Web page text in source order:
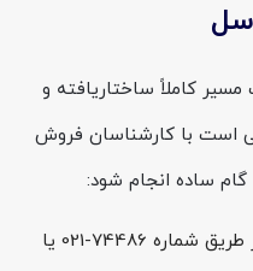
کاملاً ساختاریافته و
است با کارشناسان فروش
گام ساده انجام شود:
از طریق شماره 74486-021 یا